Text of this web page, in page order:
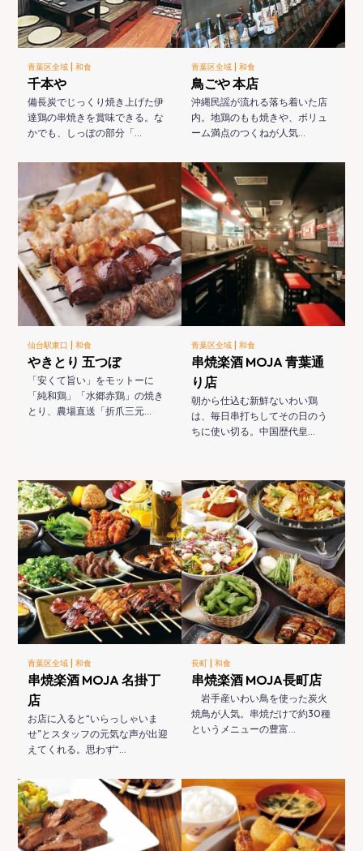
青葉区全域 |和食
千本や
備長炭でじっくり焼き上げた伊
達鶏の串焼きを賞味できる。な
かでも、しっぽの部分「…
青葉区全域 | 和食
鳥ごや 本店
沖縄民謡が流れる落ち着いた店
内。地鶏のもも焼きや、ボリュ
ーム満点のつくねが人気…
仙台駅東口 |和食
やきとり 五つぼ
「安くて旨い」をモットーに
「純和鶏」「水郷赤鶏」の焼き
とり、農場直送「折爪三元…
青葉区全域 | 和食
串焼楽酒 MOJA 青葉通
り店
朝から仕込む新鮮ないわい鶏
は、毎日串打ちしてその日のう
ちに使い切る。中国歴代皇…
青葉区全域 |和食
串焼楽酒 MOJA 名掛丁
店
お店に入ると“いらっしゃいま
せ”とスタッフの元気な声が出迎
えてくれる。思わず“…
長町 | 和食
串焼楽酒 MOJA長町店
岩手産いわい鳥を使った炭火
焼鳥が人気。串焼だけで約30種
というメニューの豊富…